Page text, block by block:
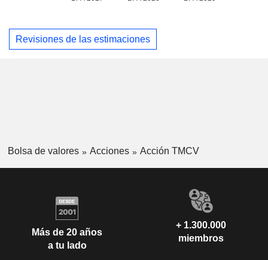
Revisiones de las estimaciones
Bolsa de valores Acciones Acción TMCV
Más de 20 años
a tu lado
+ 1.300.000
miembros